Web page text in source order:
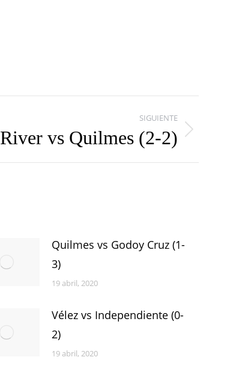
SIGUIENTE
River vs Quilmes (2-2)
Quilmes vs Godoy Cruz (1-
3)
19 abril, 2020
Vélez vs Independiente (0-
2)
19 abril, 2020